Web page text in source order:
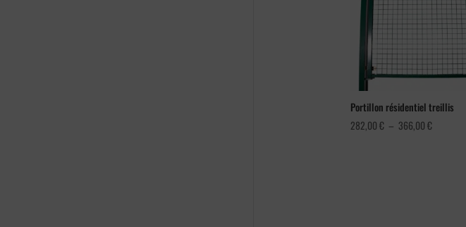
Portillon résidentiel treillis
282,00€ – 366,00€Plage